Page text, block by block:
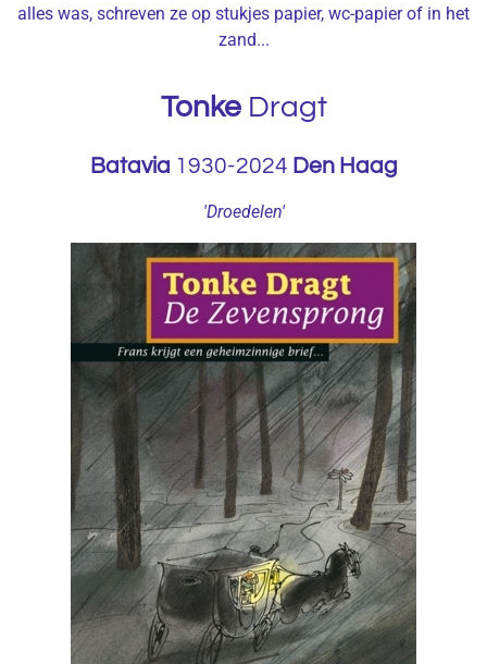
alles was, schreven ze op stukjes papier, wc-papier of in het
zand...
TonkeDragt
Batavia 1930-2024 Den Haag
'Droedelen'